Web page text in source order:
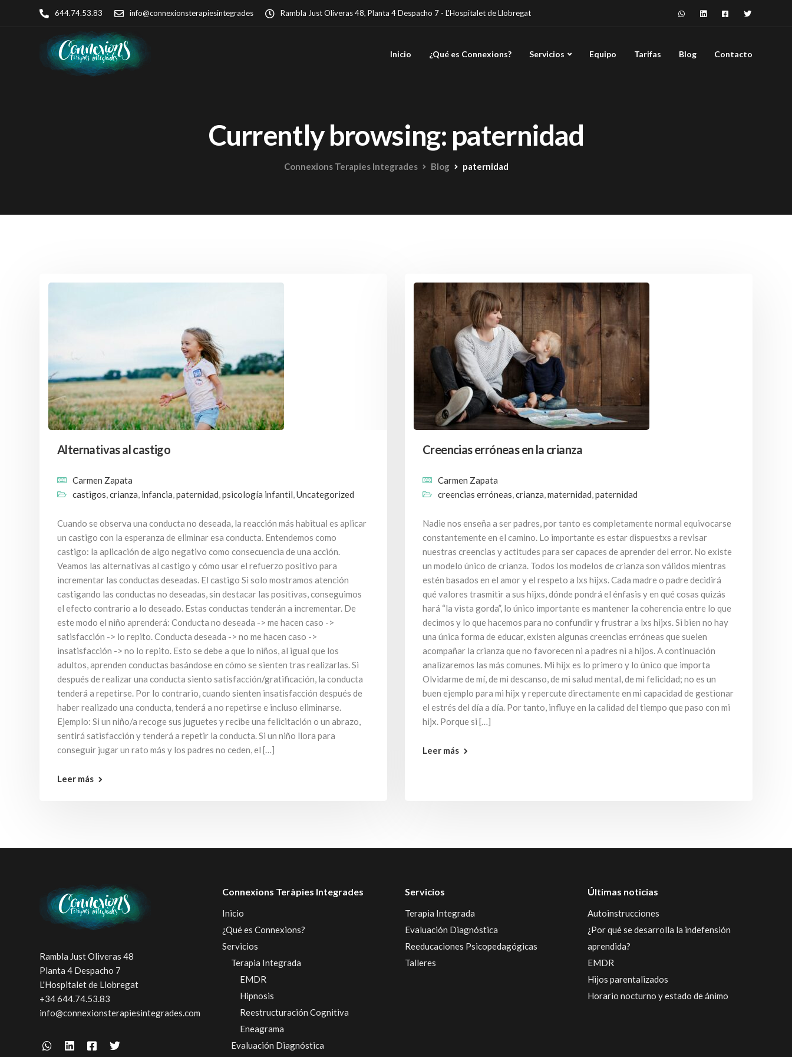
644.74.53.83 info@connexionsterapiesintegrades Rambla Just Oliveras 48, Planta 4 Despacho 7 - L'Hospitalet de Llobregat
Inicio ¿Qué es Connexions? Servicios Equipo Tarifas Blog Contacto
Currently browsing: paternidad
Connexions Terapies Integrades Blog paternidad
Alternativas al castigo
Carmen Zapata
castigos,crianza, infancia,paternidad,psicología infantil,Uncategorized
Cuando se observa una conducta no deseada, la reacción más habitual es aplicar
un castigo con la esperanza de eliminar esa conducta. Entendemos como
castigo: la aplicación de algo negativo como consecuencia de una acción.
Veamos las alternativas al castigo y cómo usar el refuerzo positivo para
incrementar las conductas deseadas. El castigo Si solo mostramos atención
castigando las conductas no deseadas, sin destacar las positivas, conseguimos
el efecto contrario a lo deseado. Estas conductas tenderán a incrementar. De
este modo el niño aprenderá: Conducta no deseada -> me hacen caso ->
satisfacción -> lo repito. Conducta deseada -> no me hacen caso ->
insatisfacción -> no lo repito. Esto se debe a que lo niños, al igual que los
adultos, aprenden conductas basándose en cómo se sienten tras realizarlas. Si
después de realizar una conducta siento satisfacción/gratificación, la conducta
tenderá a repetirse. Por lo contrario, cuando sienten insatisfacción después de
haber realizado una conducta, tenderá a no repetirse e incluso eliminarse.
Ejemplo: Si un niño/a recoge sus juguetes y recibe una felicitación o un abrazo,
sentirá satisfacción y tenderá a repetir la conducta. Si un niño llora para
conseguir jugar un rato más y los padres no ceden, el […]
Leer más
Creencias erróneas en la crianza
Carmen Zapata
creencias erróneas,crianza,maternidad,paternidad
Nadie nos enseña a ser padres, por tanto es completamente normal equivocarse
constantemente en el camino. Lo importante es estar dispuestxs a revisar
nuestras creencias y actitudes para ser capaces de aprender del error. No existe
un modelo único de crianza. Todos los modelos de crianza son válidos mientras
estén basados en el amor y el respeto a lxs hijxs. Cada madre o padre decidirá
qué valores trasmitir a sus hijxs, dónde pondrá el énfasis y en qué cosas quizás
hará “la vista gorda”, lo único importante es mantener la coherencia entre lo que
decimos y lo que hacemos para no confundir y frustrar a lxs hijxs. Si bien no hay
una única forma de educar, existen algunas creencias erróneas que suelen
acompañar la crianza que no favorecen ni a padres ni a hijos. A continuación
analizaremos las más comunes. Mi hijx es lo primero y lo único que importa
Olvidarme de mí, de mi descanso, de mi salud mental, de mi felicidad; no es un
buen ejemplo para mi hijx y repercute directamente en mi capacidad de gestionar
el estrés del día a día. Por tanto, influye en la calidad del tiempo que paso con mi
hijx. Porque si […]
Leer más
Rambla Just Oliveras 48
Planta 4 Despacho 7
L'Hospitalet de Llobregat
+34 644.74.53.83
info@connexionsterapiesintegrades.com
Connexions Teràpies Integrades
Inicio
¿Qué es Connexions?
Servicios
Terapia Integrada
EMDR
Hipnosis
Reestructuración Cognitiva
Eneagrama
Evaluación Diagnóstica
Servicios
Terapia Integrada
Evaluación Diagnóstica
Reeducaciones Psicopedagógicas
Talleres
Últimas noticias
Autoinstrucciones
¿Por qué se desarrolla la indefensión
aprendida?
EMDR
Hijos parentalizados
Horario nocturno y estado de ánimo